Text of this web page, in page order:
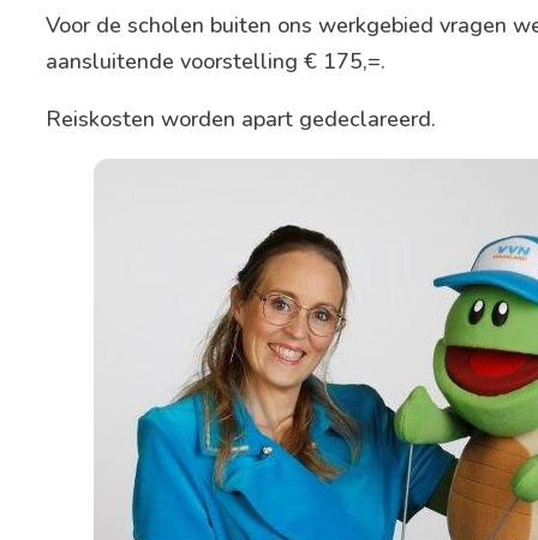
Voor de scholen buiten ons werkgebied vragen
aansluitende voorstelling € 175,=.
Reiskosten worden apart gedeclareerd.